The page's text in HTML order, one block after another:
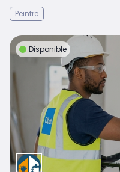
Peintre
Disponible